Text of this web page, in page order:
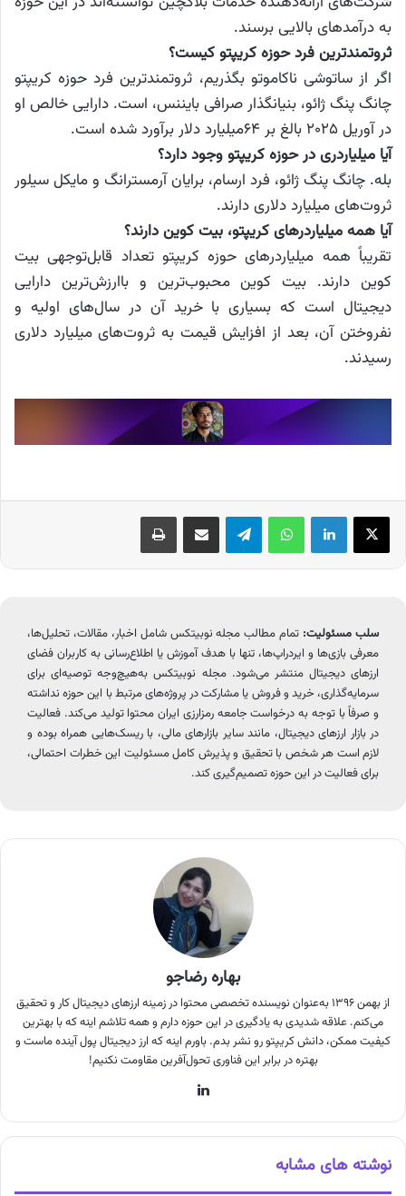
به درآمدهای بالایی برسند.
ثروتمندترین فرد حوزه کریپتو کیست؟
اگر از ساتوشی ناکاموتو بگذریم، ثروتمندترین فرد حوزه کریپتو
چانگ پنگ ژائو، بنیانگذار صرافی بایننس، است. دارایی خالص او
در آوریل ۲۰۲۵ بالغ بر ۶۴میلیارد دلار برآورد شده است.
آیا میلیاردری در حوزه کریپتو وجود دارد؟
بله. چانگ پنگ ژائو، فرد ارسام، برایان آرمسترانگ و مایکل سیلور
ثروت‌های میلیارد دلاری دارند.
آیا همه میلیاردرهای کریپتو، بیت کوین دارند؟
تقریباً همه میلیاردرهای حوزه کریپتو تعداد قابل‌توجهی بیت
کوین دارند. بیت کوین محبوب‌ترین و باارزش‌ترین دارایی
دیجیتال است که بسیاری با خرید آن در سال‌های اولیه و
نفروختن آن، بعد از افزایش قیمت به ثروت‌های میلیارد دلاری
رسیدند.
X لینکدین واتس آپ تلگرام اشتراک گذاری از طریق ایمیل چاپ
سلب مسئولیت: تمام مطالب مجله نوبیتکس شامل اخبار، مقالات، تحلیل‌ها،
معرفی بازی‌ها و ایردراپ‌ها، تنها با هدف آموزش یا اطلاع‌رسانی به کاربران فضای
ارزهای دیجیتال منتشر می‌شود. مجله نوبیتکس به‌هیچ‌وجه توصیه‌ای برای
سرمایه‌گذاری، خرید و فروش یا مشارکت در پروژه‌های مرتبط با این حوزه نداشته
و صرفاً با توجه به درخواست جامعه رمزارزی ایران محتوا تولید می‌کند. فعالیت
در بازار ارزهای دیجیتال، مانند سایر بازارهای مالی، با ریسک‌هایی همراه بوده و
لازم است هر شخص با تحقیق و پذیرش کامل مسئولیت این خطرات احتمالی،
برای فعالیت در این حوزه تصمیم‌گیری کند.
بهاره رضاجو
از بهمن ۱۳۹۶ به‌عنوان نویسنده تخصصی محتوا در زمینه ارزهای دیجیتال کار و تحقیق
می‌کنم. علاقه شدیدی به یادگیری در این حوزه دارم و همه تلاشم اینه که با بهترین
کیفیت ممکن، دانش کریپتو رو نشر بدم. باورم اینه که ارز دیجیتال پول آینده ماست و
بهتره در برابر این فناوری تحول‌آفرین مقاومت نکنیم!
نوشته های مشابه